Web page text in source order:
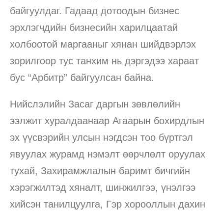
байгуулдаг. Гадаад дотоодын бизнес
эрхлэгчдийн бизнесийн харилцаатай
холбоотой маргааныг хянан шийдвэрлэх
зорилгоор тус танхим нь дэргэдээ хараат
бус “Арбитр” байгуулсан байна.
Нийслэлийн Засаг даргын зөвлөлийн
ээлжит хуралдаанаар Агаарын бохирдлын
эх үүсвэрийн улсын нэгдсэн тоо бүртгэл
явуулах журамд нэмэлт өөрчлөлт оруулах
тухай, Захирамжлалын баримт бичгийн
хэрэгжилтэд хяналт, шинжилгээ, үнэлгээ
хийсэн танилцуулга, Гэр хорооллын дахин